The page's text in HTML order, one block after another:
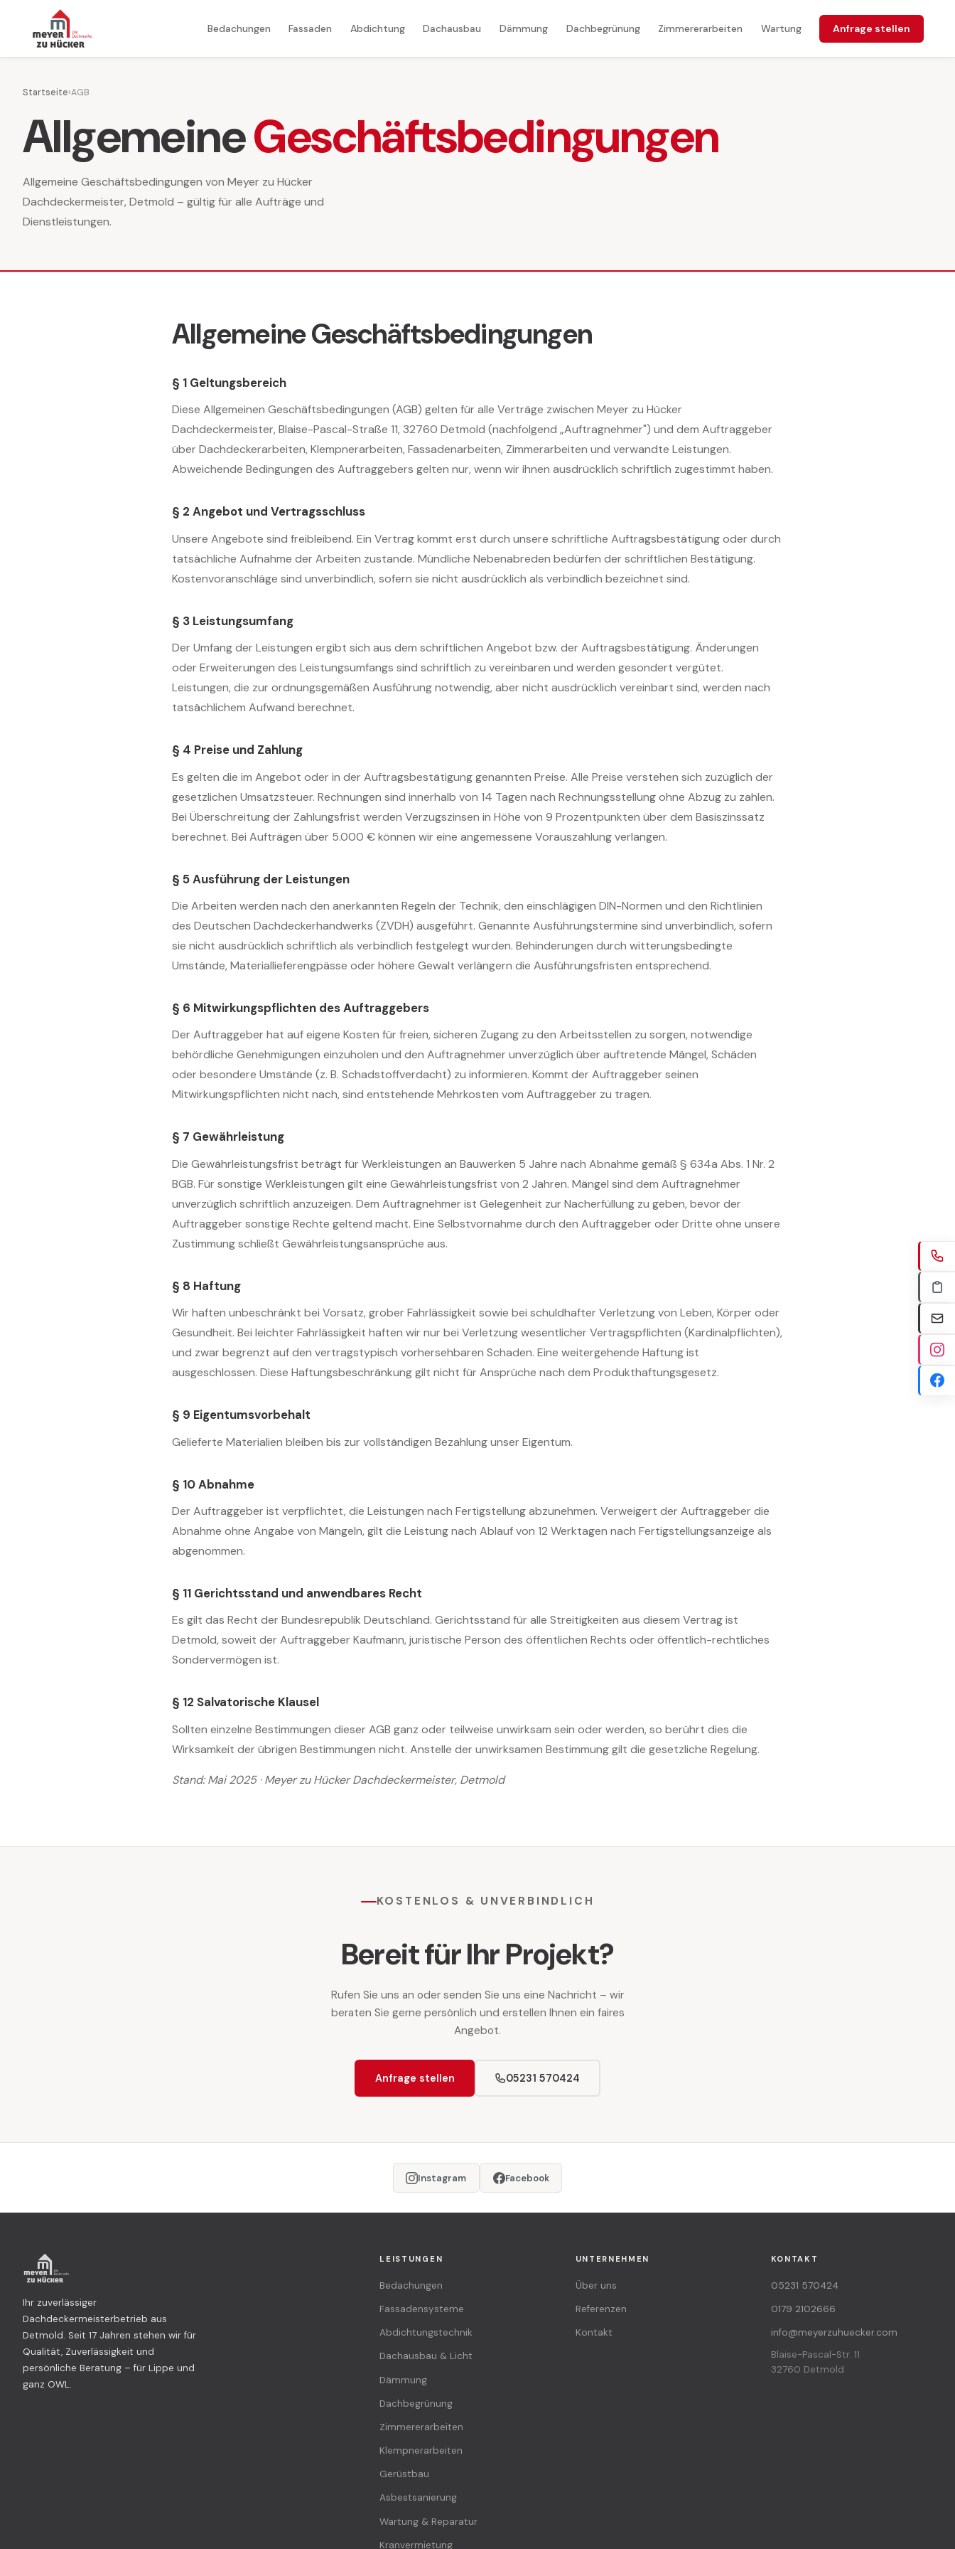
Bedachungen Fassaden Abdichtung Dachausbau Dämmung Dachbegrünung Zimmererarbeiten Wartung Anfrage stellen
Startseite›AGB
AllgemeineGeschäftsbedingungen
Allgemeine Geschäftsbedingungen von Meyer zu Hücker
Dachdeckermeister, Detmold – gültig für alle Aufträge und
Dienstleistungen.
Allgemeine Geschäftsbedingungen
§ 1 Geltungsbereich
Diese Allgemeinen Geschäftsbedingungen (AGB) gelten für alle Verträge zwischen Meyer zu Hücker
Dachdeckermeister, Blaise-Pascal-Straße 11, 32760 Detmold (nachfolgend „Auftragnehmer") und dem Auftraggeber
über Dachdeckerarbeiten, Klempnerarbeiten, Fassadenarbeiten, Zimmerarbeiten und verwandte Leistungen.
Abweichende Bedingungen des Auftraggebers gelten nur, wenn wir ihnen ausdrücklich schriftlich zugestimmt haben.
§ 2 Angebot und Vertragsschluss
Unsere Angebote sind freibleibend. Ein Vertrag kommt erst durch unsere schriftliche Auftragsbestätigung oder durch
tatsächliche Aufnahme der Arbeiten zustande. Mündliche Nebenabreden bedürfen der schriftlichen Bestätigung.
Kostenvoranschläge sind unverbindlich, sofern sie nicht ausdrücklich als verbindlich bezeichnet sind.
§ 3 Leistungsumfang
Der Umfang der Leistungen ergibt sich aus dem schriftlichen Angebot bzw. der Auftragsbestätigung. Änderungen
oder Erweiterungen des Leistungsumfangs sind schriftlich zu vereinbaren und werden gesondert vergütet.
Leistungen, die zur ordnungsgemäßen Ausführung notwendig, aber nicht ausdrücklich vereinbart sind, werden nach
tatsächlichem Aufwand berechnet.
§ 4 Preise und Zahlung
Es gelten die im Angebot oder in der Auftragsbestätigung genannten Preise. Alle Preise verstehen sich zuzüglich der
gesetzlichen Umsatzsteuer. Rechnungen sind innerhalb von 14 Tagen nach Rechnungsstellung ohne Abzug zu zahlen.
Bei Überschreitung der Zahlungsfrist werden Verzugszinsen in Höhe von 9 Prozentpunkten über dem Basiszinssatz
berechnet. Bei Aufträgen über 5.000 € können wir eine angemessene Vorauszahlung verlangen.
§ 5 Ausführung der Leistungen
Die Arbeiten werden nach den anerkannten Regeln der Technik, den einschlägigen DIN-Normen und den Richtlinien
des Deutschen Dachdeckerhandwerks (ZVDH) ausgeführt. Genannte Ausführungstermine sind unverbindlich, sofern
sie nicht ausdrücklich schriftlich als verbindlich festgelegt wurden. Behinderungen durch witterungsbedingte
Umstände, Materiallieferengpässe oder höhere Gewalt verlängern die Ausführungsfristen entsprechend.
§ 6 Mitwirkungspflichten des Auftraggebers
Der Auftraggeber hat auf eigene Kosten für freien, sicheren Zugang zu den Arbeitsstellen zu sorgen, notwendige
behördliche Genehmigungen einzuholen und den Auftragnehmer unverzüglich über auftretende Mängel, Schäden
oder besondere Umstände (z. B. Schadstoffverdacht) zu informieren. Kommt der Auftraggeber seinen
Mitwirkungspflichten nicht nach, sind entstehende Mehrkosten vom Auftraggeber zu tragen.
§ 7 Gewährleistung
Die Gewährleistungsfrist beträgt für Werkleistungen an Bauwerken 5 Jahre nach Abnahme gemäß § 634a Abs. 1 Nr. 2
BGB. Für sonstige Werkleistungen gilt eine Gewährleistungsfrist von 2 Jahren. Mängel sind dem Auftragnehmer
unverzüglich schriftlich anzuzeigen. Dem Auftragnehmer ist Gelegenheit zur Nacherfüllung zu geben, bevor der
Auftraggeber sonstige Rechte geltend macht. Eine Selbstvornahme durch den Auftraggeber oder Dritte ohne unsere
Zustimmung schließt Gewährleistungsansprüche aus.
§ 8 Haftung
Wir haften unbeschränkt bei Vorsatz, grober Fahrlässigkeit sowie bei schuldhafter Verletzung von Leben, Körper oder
Gesundheit. Bei leichter Fahrlässigkeit haften wir nur bei Verletzung wesentlicher Vertragspflichten (Kardinalpflichten),
und zwar begrenzt auf den vertragstypisch vorhersehbaren Schaden. Eine weitergehende Haftung ist
ausgeschlossen. Diese Haftungsbeschränkung gilt nicht für Ansprüche nach dem Produkthaftungsgesetz.
§ 9 Eigentumsvorbehalt
Gelieferte Materialien bleiben bis zur vollständigen Bezahlung unser Eigentum.
§ 10 Abnahme
Der Auftraggeber ist verpflichtet, die Leistungen nach Fertigstellung abzunehmen. Verweigert der Auftraggeber die
Abnahme ohne Angabe von Mängeln, gilt die Leistung nach Ablauf von 12 Werktagen nach Fertigstellungsanzeige als
abgenommen.
§ 11 Gerichtsstand und anwendbares Recht
Es gilt das Recht der Bundesrepublik Deutschland. Gerichtsstand für alle Streitigkeiten aus diesem Vertrag ist
Detmold, soweit der Auftraggeber Kaufmann, juristische Person des öffentlichen Rechts oder öffentlich-rechtliches
Sondervermögen ist.
§ 12 Salvatorische Klausel
Sollten einzelne Bestimmungen dieser AGB ganz oder teilweise unwirksam sein oder werden, so berührt dies die
Wirksamkeit der übrigen Bestimmungen nicht. Anstelle der unwirksamen Bestimmung gilt die gesetzliche Regelung.
Stand: Mai 2025 · Meyer zu Hücker Dachdeckermeister, Detmold
KOSTENLOS & UNVERBINDLICH
Bereit für Ihr Projekt?
Rufen Sie uns an oder senden Sie uns eine Nachricht – wir
beraten Sie gerne persönlich und erstellen Ihnen ein faires
Angebot.
Anfrage stellen 05231 570424
Instagram Facebook
Ihr zuverlässiger
Dachdeckermeisterbetrieb aus
Detmold. Seit 17 Jahren stehen wir für
Qualität, Zuverlässigkeit und
persönliche Beratung – für Lippe und
ganz OWL.
LEISTUNGEN
Bedachungen
Fassadensysteme
Abdichtungstechnik
Dachausbau & Licht
Dämmung
Dachbegrünung
Zimmererarbeiten
Klempnerarbeiten
Gerüstbau
Asbestsanierung
Wartung & Reparatur
Kranvermietung
UNTERNEHMEN
Über uns
Referenzen
Kontakt
KONTAKT
05231 570424
0179 2102666
info@meyerzuhuecker.com
Blaise-Pascal-Str. 11
32760 Detmold